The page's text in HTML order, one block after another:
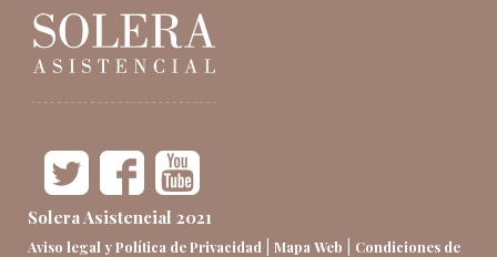
Solera Asistencial 2021
Aviso legal y Política de Privacidad Mapa Web
Condiciones de